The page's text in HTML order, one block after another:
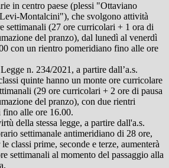
in centro paese (plessi "Ottaviano
Montalcini"), che svolgono attività
settimanali (27 ore curricolari + 1 ora di
del pranzo), dal lunedì al venerdì
con un rientro pomeridiano fino alle ore
n. 234/2021, a partire dall’a.s.
quinte hanno un monte ore curricolare
(29 ore curricolari + 2 ore di pausa
del pranzo), con due rientri
fino alle ore 16.00.
della stessa legge, a partire dall'a.s.
settimanale antimeridiano di 28 ore,
classi prime, seconde e terze, aumenterà
settimanali al momento del passaggio alla